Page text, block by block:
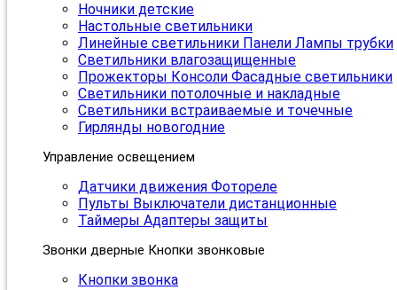
Ночники детские
Настольные светильники
Линейные светильники Панели Лампы трубки
Светильники влагозащищенные
Прожекторы Консоли Фасадные светильники
Светильники потолочные и накладные
Светильники встраиваемые и точечные
Гирлянды новогодние
Управление освещением
Датчики движения Фотореле
Пульты Выключатели дистанционные
Таймеры Адаптеры защиты
Звонки дверные Кнопки звонковые
Кнопки звонка